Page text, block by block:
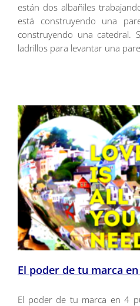
están dos albañiles
está construyendo una
construyendo una catedral.
ladrillos para levantar una
El poder de tu marca
El poder de tu marca en 4